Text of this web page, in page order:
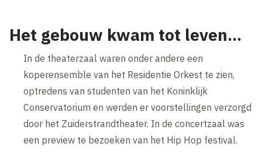
Het gebouw kwam tot leven...
In de theaterzaal waren onder andere een
koperensemble van het Residentie Orkest te zien,
optredens van studenten van het Koninklijk
Conservatorium en werden er voorstellingen verzorgd
door het Zuiderstrandtheater. In de concertzaal was
een preview te bezoeken van het Hip Hop festival.